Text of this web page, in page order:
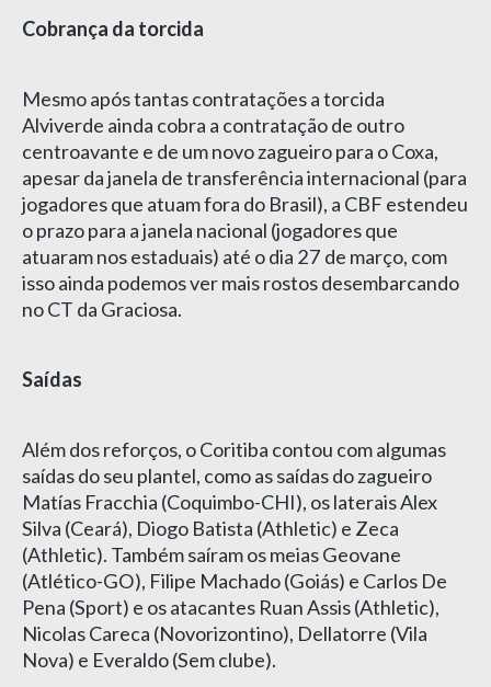
Cobrança da torcida
Mesmo após tantas contratações a torcida
Alviverde ainda cobra a contratação de outro
centroavante e de um novo zagueiro para o Coxa,
apesar da janela de transferência internacional (para
jogadores que atuam fora do Brasil), a CBF estendeu
o prazo para a janela nacional (jogadores que
atuaram nos estaduais) até o dia 27 de março, com
isso ainda podemos ver mais rostos desembarcando
no CT da Graciosa.
Saídas
Além dos reforços, o Coritiba contou com algumas
saídas do seu plantel, como as saídas do zagueiro
Matías Fracchia (Coquimbo-CHI), os laterais Alex
Silva (Ceará), Diogo Batista (Athletic) e Zeca
(Athletic). Também saíram os meias Geovane
(Atlético-GO), Filipe Machado (Goiás) e Carlos De
Pena (Sport) e os atacantes Ruan Assis (Athletic),
Nicolas Careca (Novorizontino), Dellatorre (Vila
Nova) e Everaldo (Sem clube).